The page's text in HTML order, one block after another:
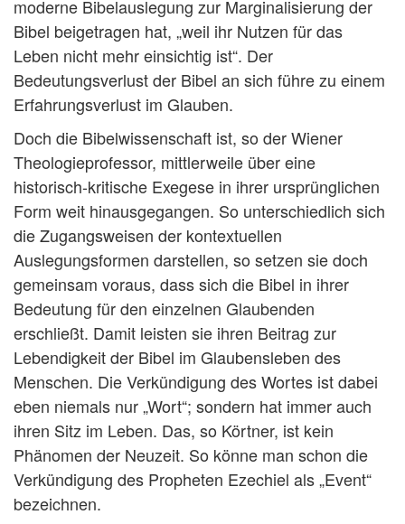
moderne Bibelauslegung zur Marginalisierung der
Bibel beigetragen hat, „weil ihr Nutzen für das
Leben nicht mehr einsichtig ist“. Der
Bedeutungsverlust der Bibel an sich führe zu einem
Erfahrungsverlust im Glauben.
Doch die Bibelwissenschaft ist, so der Wiener
Theologieprofessor, mittlerweile über eine
historisch-kritische Exegese in ihrer ursprünglichen
Form weit hinausgegangen. So unterschiedlich sich
die Zugangsweisen der kontextuellen
Auslegungsformen darstellen, so setzen sie doch
gemeinsam voraus, dass sich die Bibel in ihrer
Bedeutung für den einzelnen Glaubenden
erschließt. Damit leisten sie ihren Beitrag zur
Lebendigkeit der Bibel im Glaubensleben des
Menschen. Die Verkündigung des Wortes ist dabei
eben niemals nur „Wort“; sondern hat immer auch
ihren Sitz im Leben. Das, so Körtner, ist kein
Phänomen der Neuzeit. So könne man schon die
Verkündigung des Propheten Ezechiel als „Event“
bezeichnen.